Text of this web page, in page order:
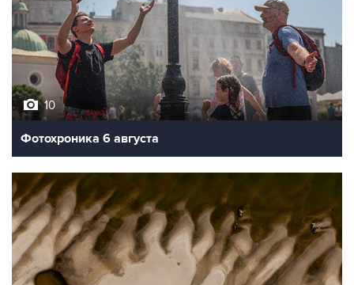
10
Фотохроника 6 августа